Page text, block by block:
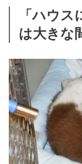
「ハウス
は大きな